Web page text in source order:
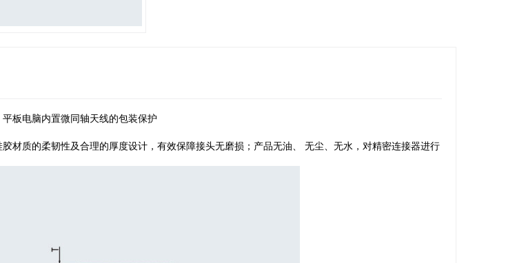
板电脑内置微同轴天线的包装保护
材质的柔韧性及合理的厚度设计，有效保障接头无磨损；产品无油、 无尘、无水，对精密连接器进行